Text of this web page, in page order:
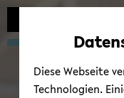
Diese Webseite
Technologien.